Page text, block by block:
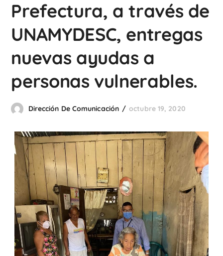
Prefectura, a través de
UNAMYDESC, entregas
nuevas ayudas a
personas vulnerables.
Dirección De Comunicación octubre 19, 2020